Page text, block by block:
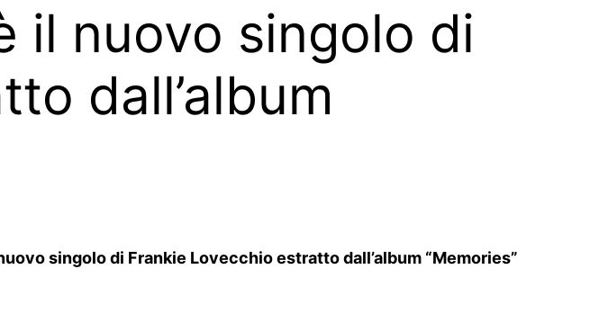
il nuovo singolo di
dall’album
singolo di Frankie Lovecchio estratto dall’album “Memories”